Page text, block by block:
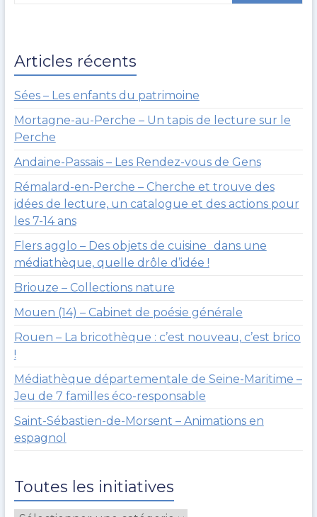
r
o
u
t
i
2
0
5
Articles récents
Sées – Les enfants du patrimoine
Mortagne-au-Perche – Un tapis de lecture sur le
Perche
Andaine-Passais – Les Rendez-vous de Gens
Rémalard-en-Perche – Cherche et trouve des
idées de lecture, un catalogue et des actions pour
les 7-14 ans
Flers agglo – Des objets de cuisine dans une
médiathèque, quelle drôle d’idée !
Briouze – Collections nature
Mouen (14) – Cabinet de poésie générale
Rouen – La bricothèque : c’est nouveau, c’est brico
!
Médiathèque départementale de Seine-Maritime –
Jeu de 7 familles éco-responsable
Saint-Sébastien-de-Morsent – Animations en
espagnol
Toutes les initiatives